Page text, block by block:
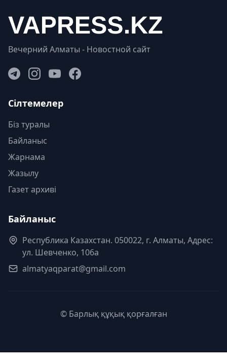
Вечерний Алматы - Новостной сайт
Сілтемелер
Біз туралы
Байланыс
Жарнама
Жазылу
Газет архиві
Байланыс
Республика Казахстан. 050022, г. Алматы, Адрес:
ул. Шевченко, 106а
almatyaqparat@gmail.com
© Барлық құқық қорғалған